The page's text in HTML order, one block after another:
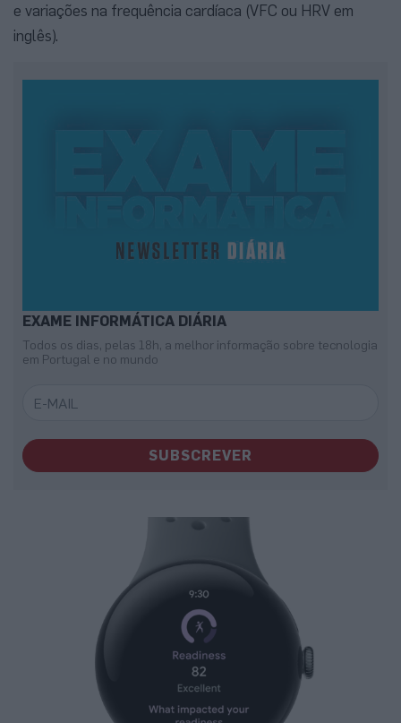
e variações na frequência cardíaca (VFC ou HRV em
inglês).
EXAME INFORMÁTICA DIÁRIA
Todos os dias, pelas 18h, a melhor informação sobre tecnologia
em Portugal e no mundo
SUBSCREVER